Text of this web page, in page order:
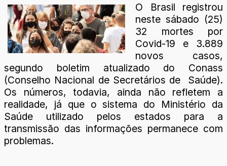
O Brasil registrou
neste sábado (25)
32 mortes por
Covid-19 e 3.889
novos casos,
segundo boletim atualizado do Conass
(Conselho Nacional de Secretários de Saúde).
Os números, todavia, ainda não refletem a
realidade, já que o sistema do Ministério da
Saúde utilizado pelos estados para a
transmissão das informações permanece com
problemas.